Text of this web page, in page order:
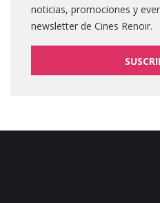
noticias, promociones y
newsletter de Cines Renoir.